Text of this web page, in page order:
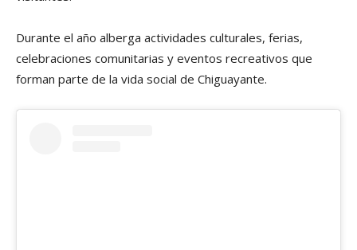
Durante el año alberga actividades culturales, ferias,
celebraciones comunitarias y eventos recreativos que
forman parte de la vida social de Chiguayante.